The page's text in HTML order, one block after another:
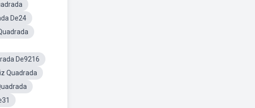
De24
De9216
Quadrada